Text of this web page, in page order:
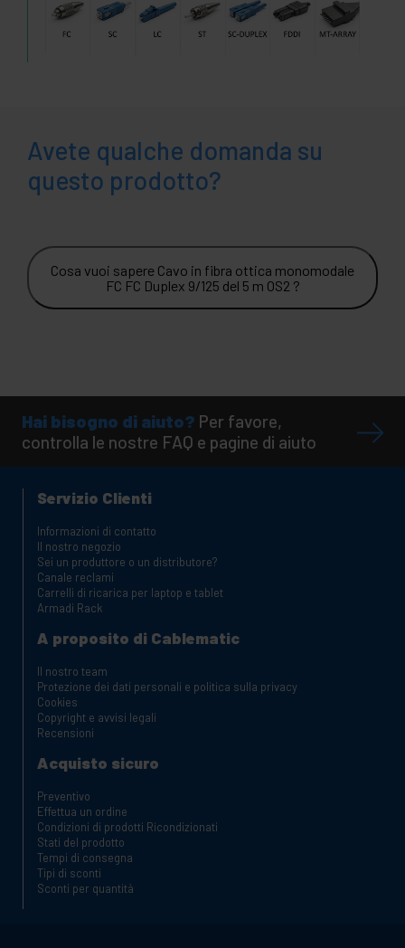
Avete qualche domanda su
questo prodotto?
Cosa vuoi sapere Cavo in fibra ottica monomodale
FC FC Duplex 9/125 del 5 m OS2 ?
Hai bisogno di aiuto? Per favore,
controlla le nostre FAQ e pagine di aiuto
Servizio Clienti
Informazioni di contatto
Il nostro negozio
Sei un produttore o un distributore?
Canale reclami
Carrelli di ricarica per laptop e tablet
Armadi Rack
A proposito di Cablematic
Il nostro team
Protezione dei dati personali e politica sulla privacy
Cookies
Copyright e avvisi legali
Recensioni
Acquisto sicuro
Preventivo
Effettua un ordine
Condizioni di prodotti Ricondizionati
Stati del prodotto
Tempi di consegna
Tipi di sconti
Sconti per quantità